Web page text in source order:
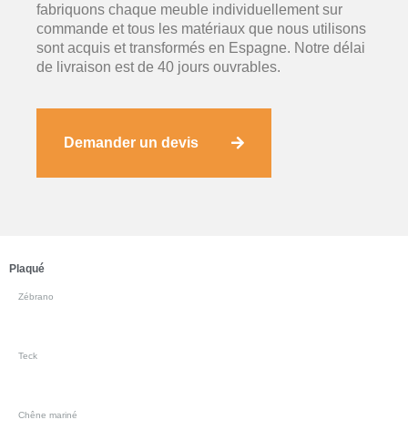
fabriquons chaque meuble individuellement sur
commande et tous les matériaux que nous utilisons
sont acquis et transformés en Espagne. Notre délai
de livraison est de 40 jours ouvrables.
Demander un devis
Plaqué
Zébrano
Teck
Chêne mariné